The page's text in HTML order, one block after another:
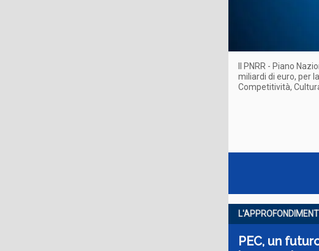
Il PNRR - Piano
miliardi di euro, per
Competitività,
PEC, un